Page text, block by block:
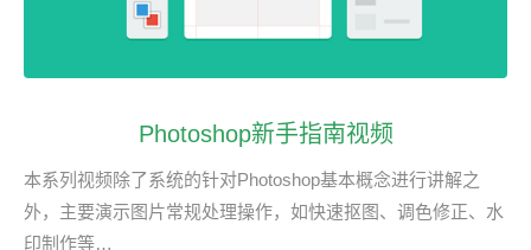
Photoshop新手指南视频
本系列视频除了系统的针对Photoshop基本概念进行讲解之
外，主要演示图片常规处理操作，如快速抠图、调色修正、水
印制作等…